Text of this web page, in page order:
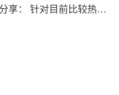
享： 针对目前比较热…